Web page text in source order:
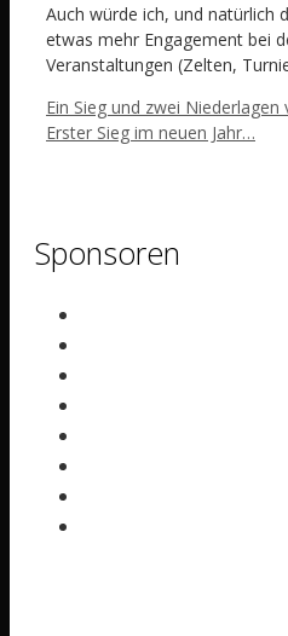
Auch würde ich, und natürlich
etwas mehr Engagement bei
Veranstaltungen (Zelten,
Ein Sieg und zwei
Erster Sieg im neuen Jahr…
Sponsoren